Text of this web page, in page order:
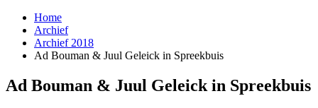
Home
Archief
Archief 2018
Ad Bouman & Juul Geleick in Spreekbuis
Ad Bouman & Juul Geleick in Spreekbuis